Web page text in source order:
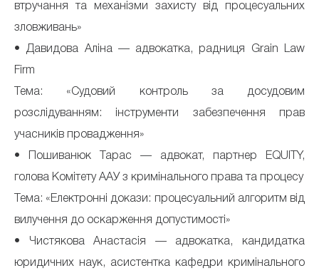
втручання та механізми захисту від процесуальних
зловживань»
• Давидова Аліна — адвокатка, радниця Grain Law
Firm
Тема: «Судовий контроль за досудовим
розслідуванням: інструменти забезпечення прав
учасників провадження»
• Пошиванюк Тарас — адвокат, партнер EQUITY,
голова Комітету ААУ з кримінального права та процесу
Тема: «Електронні докази: процесуальний алгоритм від
вилучення до оскарження допустимості»
• Чистякова Анастасія — адвокатка, кандидатка
юридичних наук, асистентка кафедри кримінального